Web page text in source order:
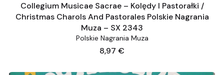
Collegium Musicae Sacrae – Kolędy I Pastorałki /
Christmas Charols And Pastorales Polskie Nagrania
Muza – SX 2343
Polskie Nagrania Muza
Preis
8,97 €